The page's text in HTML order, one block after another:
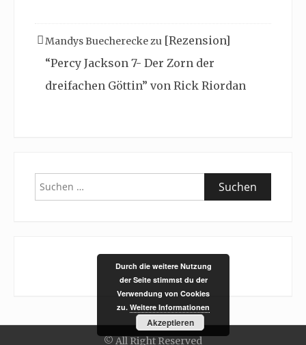
Mandys Buechereckezu [Rezension]
“Percy Jackson 7- Der Zorn der
dreifachen Göttin” von Rick Riordan
Suchen
nach:
© All Right Reserved
Durch die weitere Nutzung
der Seite stimmst du der
Verwendung von Cookies
zu. Weitere Informationen
Akzeptieren